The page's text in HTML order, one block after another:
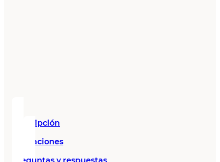
Descripción
Valoraciones
Preguntas y respuestas